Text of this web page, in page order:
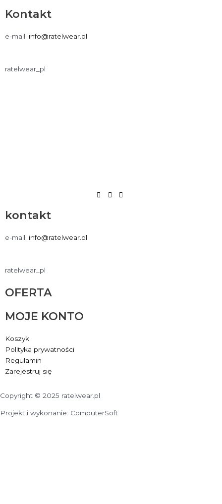
Kontakt
e-mail: info@ratelwear.pl
ratelwear_pl
kontakt
e-mail: info@ratelwear.pl
ratelwear_pl
OFERTA
MOJE KONTO
Koszyk
Polityka prywatności
Regulamin
Zarejestruj się
Copyright © 2025 ratelwear.pl
Projekt i wykonanie: ComputerSoft